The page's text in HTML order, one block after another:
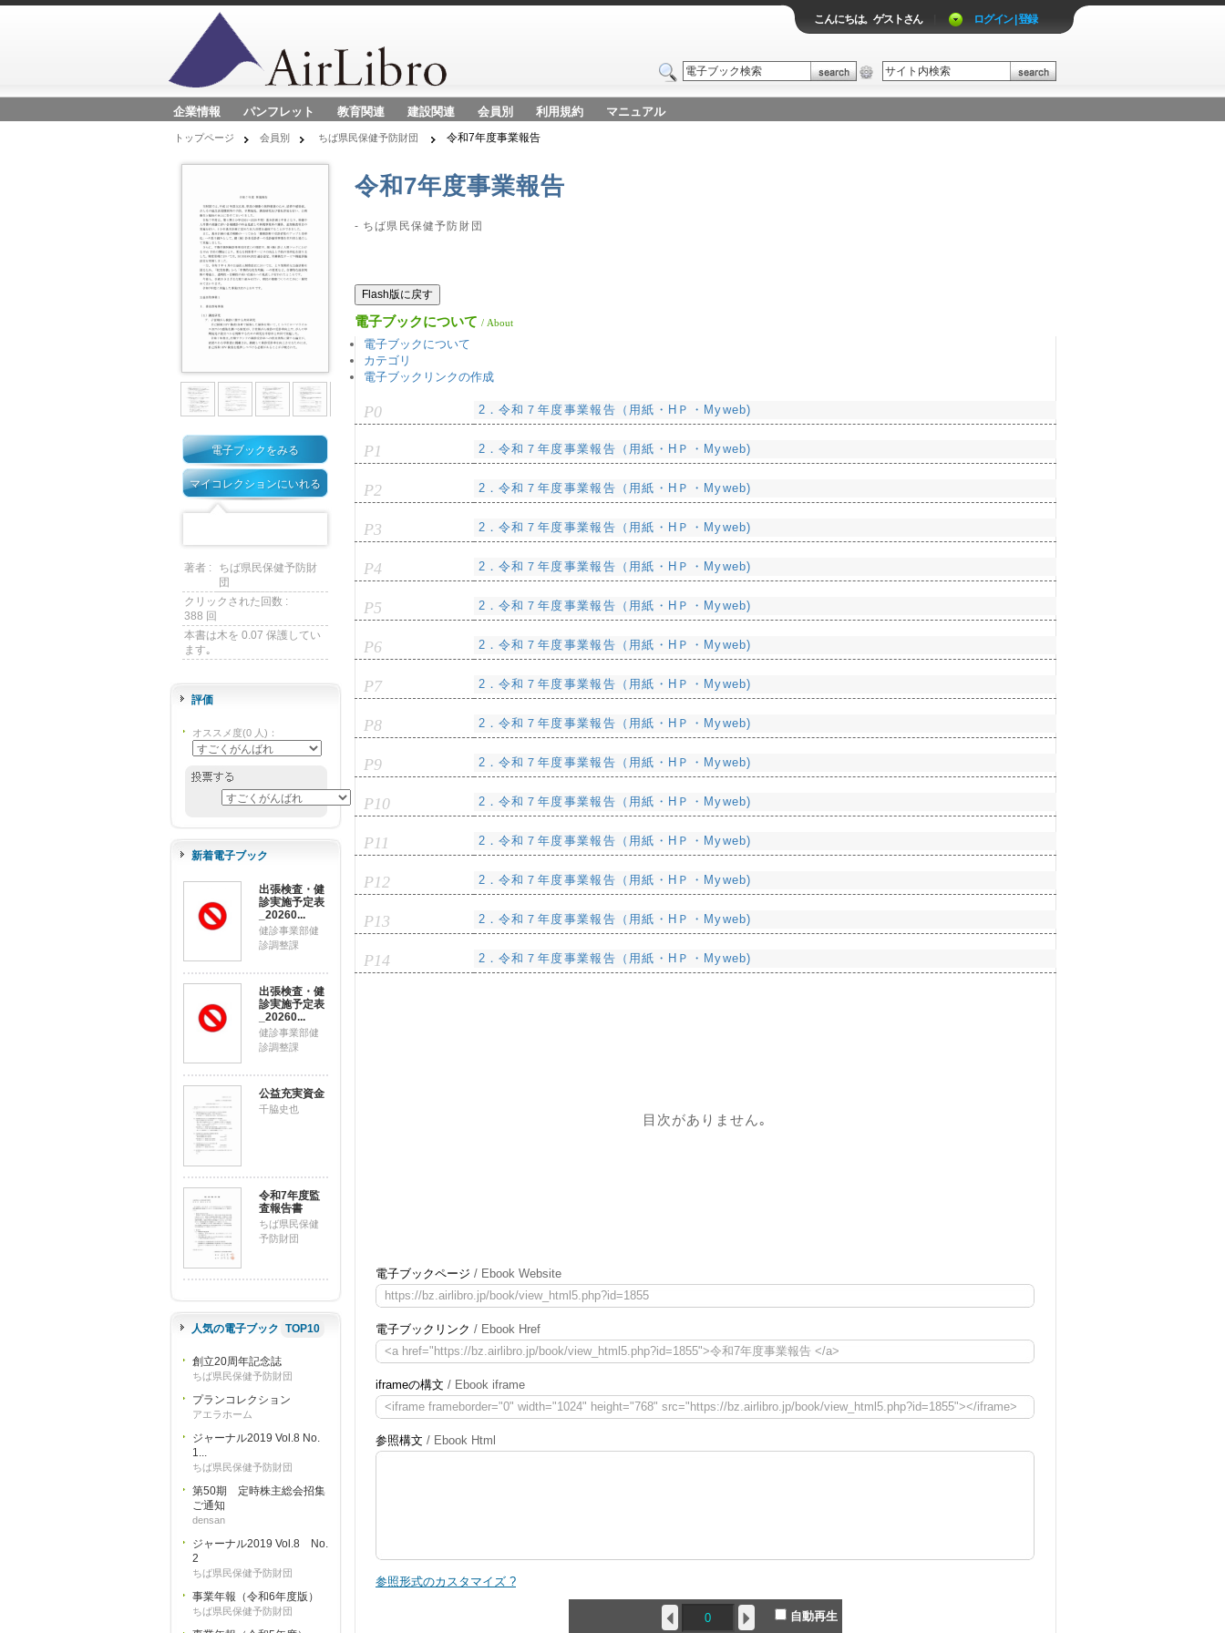
こんにちは。ゲストさん ログイン | 登録
企業情報 パンフレット 教育関連 建設関連 会員別 利用規約 マニュアル
トップページ 会員別 ちば県民保健予防財団 令和7年度事業報告
電子ブックをみる
マイコレクションにいれる
著者 :
ちば県民保健予防財
団
クリックされた回数 :
388 回
本書は木を 0.07 保護してい
ます｡
評価
オススメ度(0人) ：
新着電子ブック
出張検査・健
診実施予定表
_20260...
健診事業部健
診調整課
出張検査・健
診実施予定表
_20260...
健診事業部健
診調整課
公益充実資金
千脇史也
令和7年度監
査報告書
ちば県民保健
予防財団
人気の電子ブック TOP10
創立20周年記念誌
ちば県民保健予防財団
プランコレクション
アエラホーム
ジャーナル2019 Vol.8 No.
1...
ちば県民保健予防財団
第50期 定時株主総会招集
ご通知
densan
ジャーナル2019 Vol.8 No.
2
ちば県民保健予防財団
事業年報（令和6年度版）
ちば県民保健予防財団
令和7年度事業報告
- ちば県民保健予防財団
Flash版に戻す
電子ブックについて / About
電子ブックについて
カテゴリ
電子ブックリンクの作成
P0 2．令和７年度事業報告（用紙・HＰ・Myweb)
P1 2．令和７年度事業報告（用紙・HＰ・Myweb)
P2 2．令和７年度事業報告（用紙・HＰ・Myweb)
P3 2．令和７年度事業報告（用紙・HＰ・Myweb)
P4 2．令和７年度事業報告（用紙・HＰ・Myweb)
P5 2．令和７年度事業報告（用紙・HＰ・Myweb)
P6 2．令和７年度事業報告（用紙・HＰ・Myweb)
P7 2．令和７年度事業報告（用紙・HＰ・Myweb)
P8 2．令和７年度事業報告（用紙・HＰ・Myweb)
P9 2．令和７年度事業報告（用紙・HＰ・Myweb)
P10 2．令和７年度事業報告（用紙・HＰ・Myweb)
P11 2．令和７年度事業報告（用紙・HＰ・Myweb)
P12 2．令和７年度事業報告（用紙・HＰ・Myweb)
P13 2．令和７年度事業報告（用紙・HＰ・Myweb)
P14 2．令和７年度事業報告（用紙・HＰ・Myweb)
目次がありません｡
電子ブックページ / Ebook Website
https://bz.airlibro.jp/book/view_html5.php?id=1855
電子ブックリンク / Ebook Href
<a href="https://bz.airlibro.jp/book/view_html5.php?id=1855">令和7年度事業報告 </a>
iframeの構文 / Ebook iframe
<iframe frameborder="0" width="1024" height="768" src="https://bz.airlibro.jp/book/view_html5.php?id=1855"></iframe>
参照構文 / Ebook Html
参照形式のカスタマイズ ?
自動再生